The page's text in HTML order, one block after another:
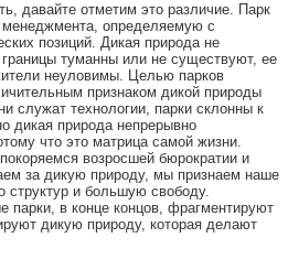
давайте отметим это различие. Парк
менеджмента, определяемую с
позиций. Дикая природа не
туманны или не существуют, ее
неуловимы. Целью парков
признаком дикой природы
служат технологии, парки склонны к
дикая природа непрерывно
что это матрица самой жизни.
возросшей бюрократии и
за дикую природу, мы признаем наше
структур и большую свободу.
парки, в конце концов, фрагментируют
дикую природу, которая делают